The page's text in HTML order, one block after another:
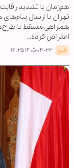
هم‌زمان با تشدید
تهران با ارسال
همراهی مسقط با
اعتراض کرده…
خبر ۱۴۰۵-۰۴-۲۳ ۱۶:۲۵